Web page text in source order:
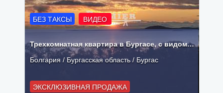
БЕЗ ТАКСЫ ВИДЕО
Трехкомнатная квартира в Бургасе, с видом на море на первой линии
Болгария / Бургасская область / Бургас
ЭКСКЛЮЗИВНАЯ ПРОДАЖА